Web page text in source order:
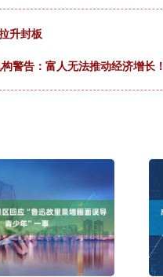
升封板
警告：富人无法推动经济增长！